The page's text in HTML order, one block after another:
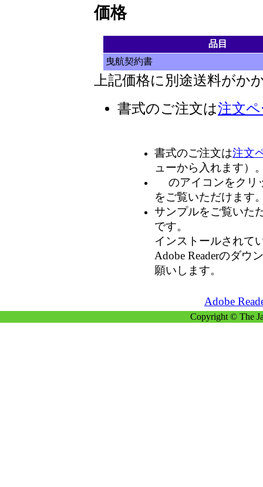
価格
品目
曳航契約書
上記価格に別途送料がか
書式のご注文は注文
書式のご注文は注文
ューから入れます）
のアイコンをクリ
をご覧いただけます
サンプルをご覧いた
です。
インストールされて
Adobe Readerのダウ
願いします。
Adobe
Copyright © The